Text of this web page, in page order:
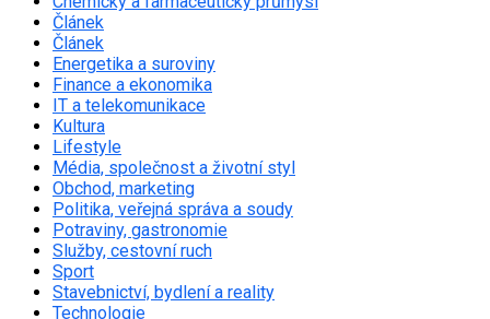
Článek
Článek
Energetika a suroviny
Finance a ekonomika
IT a telekomunikace
Kultura
Lifestyle
Média, společnost a životní styl
Obchod, marketing
Politika, veřejná správa a soudy
Potraviny, gastronomie
Služby, cestovní ruch
Sport
Stavebnictví, bydlení a reality
Technologie